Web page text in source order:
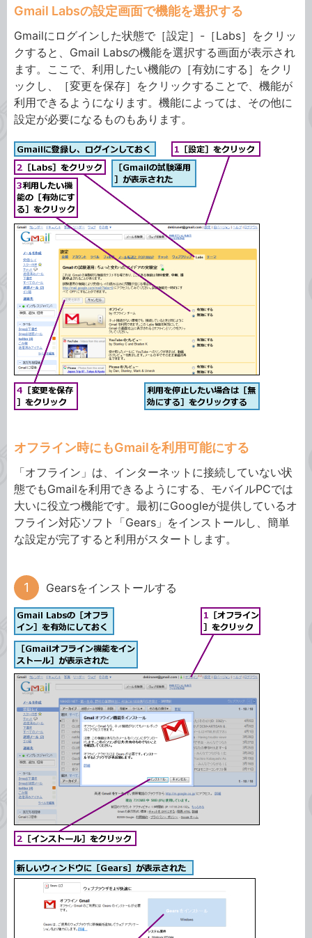
Gmail Labsの設定画面で機能を選択する
Gmailにログインした状態で［設定］-［Labs］をクリッ
クすると、Gmail Labsの機能を選択する画面が表示され
ます。ここで、利用したい機能の［有効にする］をクリ
ックし、［変更を保存］をクリックすることで、機能が
利用できるようになります。機能によっては、その他に
設定が必要になるものもあります。
オフライン時にもGmailを利用可能にする
「オフライン」は、インターネットに接続していない状
態でもGmailを利用できるようにする、モバイルPCでは
大いに役立つ機能です。最初にGoogleが提供しているオ
フライン対応ソフト「Gears」をインストールし、簡単
な設定が完了すると利用がスタートします。
Gearsをインストールする